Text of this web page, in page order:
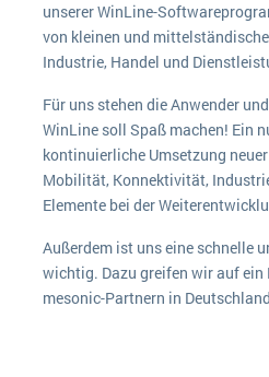
unserer WinLine-
von kleinen und
Industrie, Handel und
Für uns stehen die Anwender
WinLine soll Spaß machen! Ein
kontinuierliche Umsetzung
Mobilität, Konnektivität,
Elemente bei der
Außerdem ist uns eine schnelle
wichtig. Dazu greifen wir auf
mesonic-Partnern in